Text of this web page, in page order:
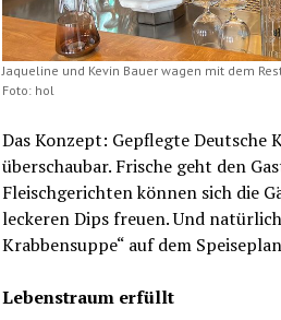
Jaqueline und Kevin Bauer wagen mit dem
Foto: hol
Das Konzept: Gepflegte Deutsche
überschaubar. Frische geht den
Fleischgerichten können sich die
leckeren Dips freuen. Und
Krabbensuppe“ auf dem
Lebenstraum erfüllt